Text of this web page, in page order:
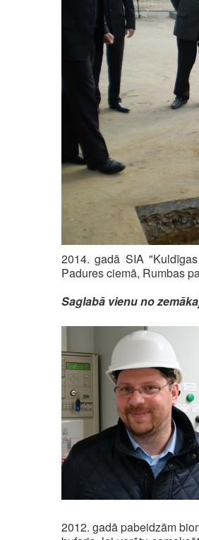
2014. gadā SIA
Padures ciemā, Rumbas
Saglabā vienu no
2012. gadā pabeidzām